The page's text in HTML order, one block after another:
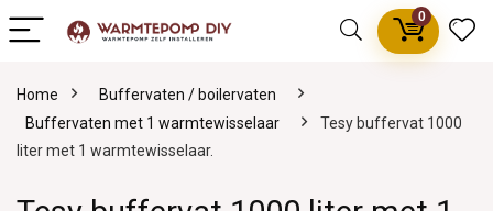
0
Home
Buffervaten / boilervaten
Buffervaten met 1 warmtewisselaar
Tesy buffervat 1000
liter met 1 warmtewisselaar.